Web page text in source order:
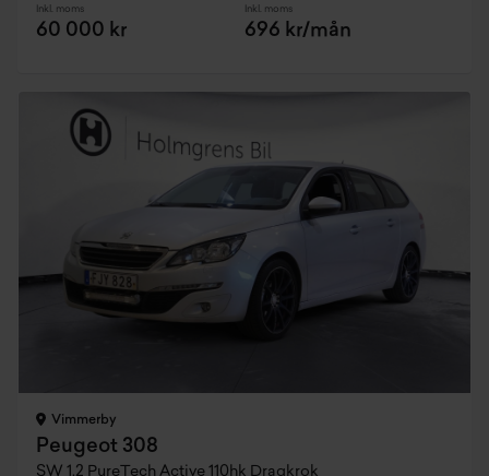
Inkl. moms
60 000 kr
Inkl. moms
696 kr/mån
Vimmerby
Peugeot 308
SW 1,2 PureTech Active 110hk Dragkrok